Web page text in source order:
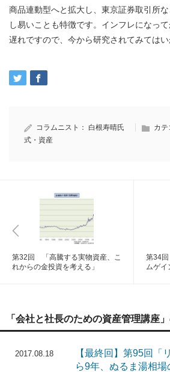
商品連動型へと拡大し、東京証券取引所
し易いことも特徴です。インフレになっ
遅れですので、今から研究されてみてはい
コラムニスト： 白根寿晴氏 カテ
式・資産
第32回 「高騰する実物資産、こ
れからの金投資を考える」
第34回
ムゲイ
「会社と社長のための資産管理講座
2017.08.18
【最終回】第95回「
ら9年、ぬるま湯相場